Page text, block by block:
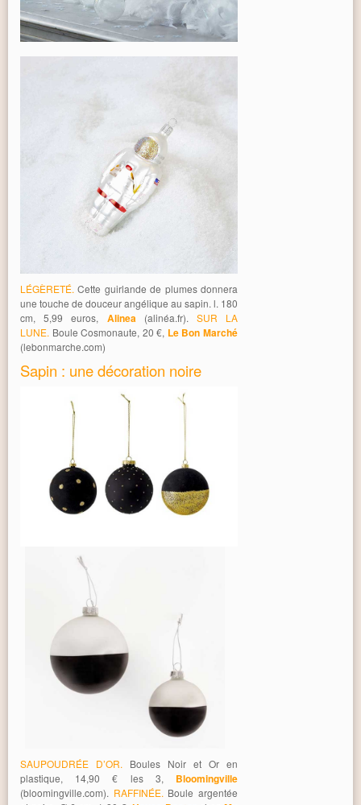
LÉGÈRETÉ. Cette guirlande de plumes donnera
une touche de douceur angélique au sapin. l. 180
cm, 5,99 euros, Alinea (alinéa.fr). SUR LA
LUNE. Boule Cosmonaute, 20 €, Le Bon Marché
(lebonmarche.com)
Sapin : une décoration noire
SAUPOUDRÉE D’OR. Boules Noir et Or en
plastique, 14,90 € les 3, Bloomingville
(bloomingville.com). RAFFINÉE. Boule argentée